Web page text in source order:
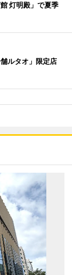
灯明殿」で夏季
ルタオ」限定店